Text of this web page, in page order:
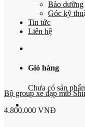
Bảo dưỡng
Góc kỹ
Tin tức
Liên hệ
Giỏ hàng
Chưa có sản
Bộ group xe đạp mtb
4.800.000 VNĐ